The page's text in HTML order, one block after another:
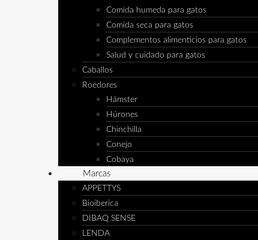
Comida humeda para gatos
Comida seca para gatos
Complementos alimenticios para gatos
Salud y cuidado para gatos
Caballos
Roedores
Hámster
Húrones
Chinchilla
Conejo
Cobaya
Marcas
APPETTYS
Bioiberica
DIBAQ SENSE
LENDA